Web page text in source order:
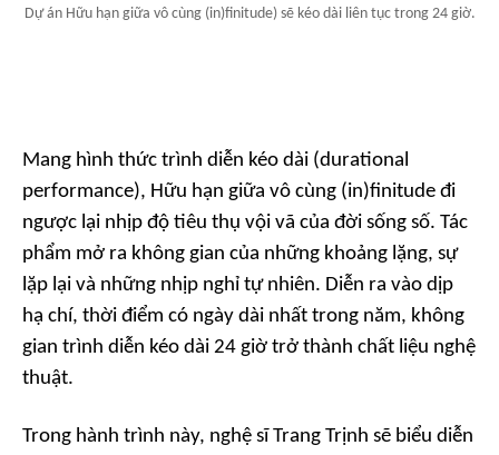
Dự án Hữu hạn giữa vô cùng (in)finitude) sẽ kéo dài liên tục trong 24 giờ.
Mang hình thức trình diễn kéo dài (durational
performance), Hữu hạn giữa vô cùng (in)finitude đi
ngược lại nhịp độ tiêu thụ vội vã của đời sống số. Tác
phẩm mở ra không gian của những khoảng lặng, sự
lặp lại và những nhịp nghỉ tự nhiên. Diễn ra vào dịp
hạ chí, thời điểm có ngày dài nhất trong năm, không
gian trình diễn kéo dài 24 giờ trở thành chất liệu nghệ
thuật.
Trong hành trình này, nghệ sĩ Trang Trịnh sẽ biểu diễn